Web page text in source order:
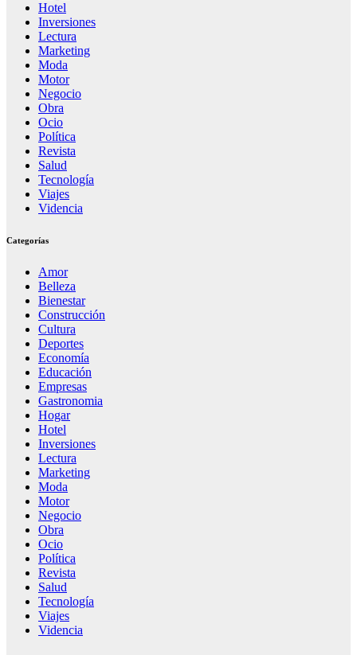
Hotel
Inversiones
Lectura
Marketing
Moda
Motor
Negocio
Obra
Ocio
Política
Revista
Salud
Tecnología
Viajes
Videncia
Categorías
Amor
Belleza
Bienestar
Construcción
Cultura
Deportes
Economía
Educación
Empresas
Gastronomia
Hogar
Hotel
Inversiones
Lectura
Marketing
Moda
Motor
Negocio
Obra
Ocio
Política
Revista
Salud
Tecnología
Viajes
Videncia